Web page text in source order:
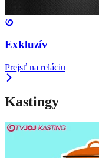
Exkluzív
Prejsť na reláciu
Kastingy